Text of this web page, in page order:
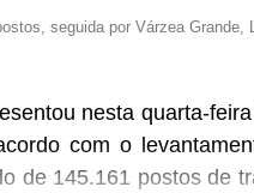
já dispõe de
economista e
seguida por Várzea Grande,
nesta quarta-
com o
de 145.161 postos de